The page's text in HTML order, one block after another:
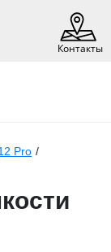
Контакты
Pro /